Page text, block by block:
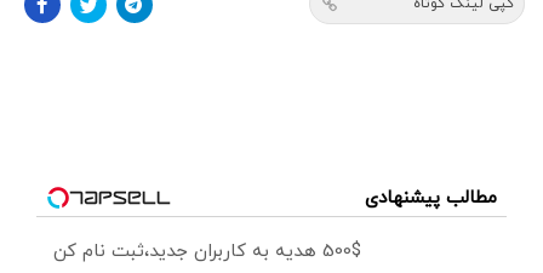
مطالب پیشنهادی
500$ هدیه به کاربران جدید،ثبت نام کن